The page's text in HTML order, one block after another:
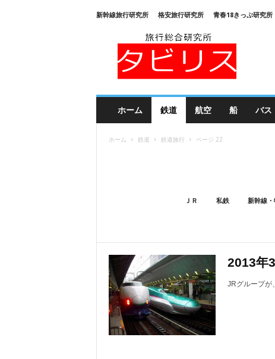
新幹線旅行研究所 格安旅行研究所 青春18きっぷ研究所
ホーム 鉄道 航空 船 バス
ホーム 鉄道 鉄道旅行 ページ 22
ＪＲ 私鉄 新幹線
2013年
JRグループが